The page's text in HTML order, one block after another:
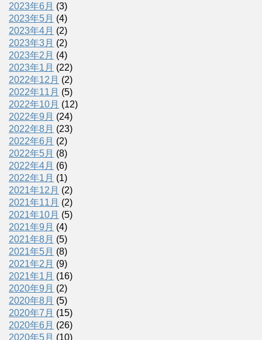
2023年6月 (3)
2023年5月 (4)
2023年4月 (2)
2023年3月 (2)
2023年2月 (4)
2023年1月 (22)
2022年12月 (2)
2022年11月 (5)
2022年10月 (12)
2022年9月 (24)
2022年8月 (23)
2022年6月 (2)
2022年5月 (8)
2022年4月 (6)
2022年1月 (1)
2021年12月 (2)
2021年11月 (2)
2021年10月 (5)
2021年9月 (4)
2021年8月 (5)
2021年5月 (8)
2021年2月 (9)
2021年1月 (16)
2020年9月 (2)
2020年8月 (5)
2020年7月 (15)
2020年6月 (26)
2020年5月 (10)